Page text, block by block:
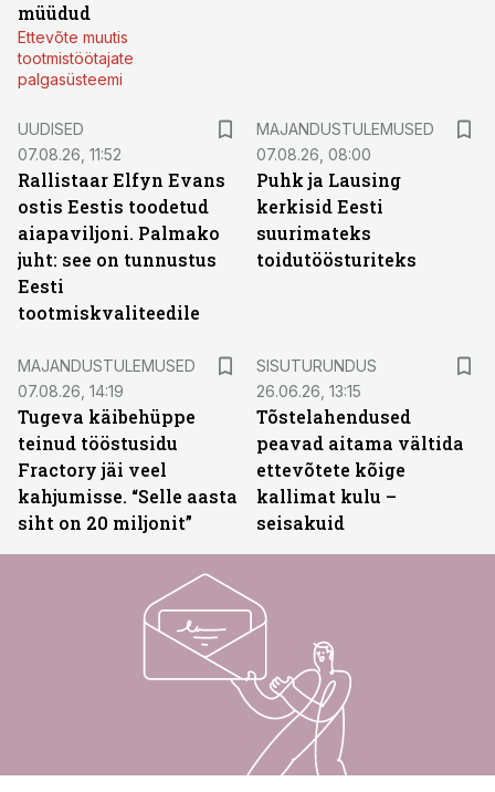
müüdud
Ettevõte muutis
tootmistöötajate
palgasüsteemi
UUDISED
07.08.26, 11:52
Rallistaar Elfyn Evans
ostis Eestis toodetud
aiapaviljoni. Palmako
juht: see on tunnustus
Eesti
tootmiskvaliteedile
MAJANDUSTULEMUSED
07.08.26, 08:00
Puhk ja Lausing
kerkisid Eesti
suurimateks
toidutöösturiteks
MAJANDUSTULEMUSED
07.08.26, 14:19
Tugeva käibehüppe
teinud tööstusidu
Fractory jäi veel
kahjumisse. “Selle aasta
siht on 20 miljonit”
SISUTURUNDUS
26.06.26, 13:15
Tõstelahendused
peavad aitama vältida
ettevõtete kõige
kallimat kulu –
seisakuid